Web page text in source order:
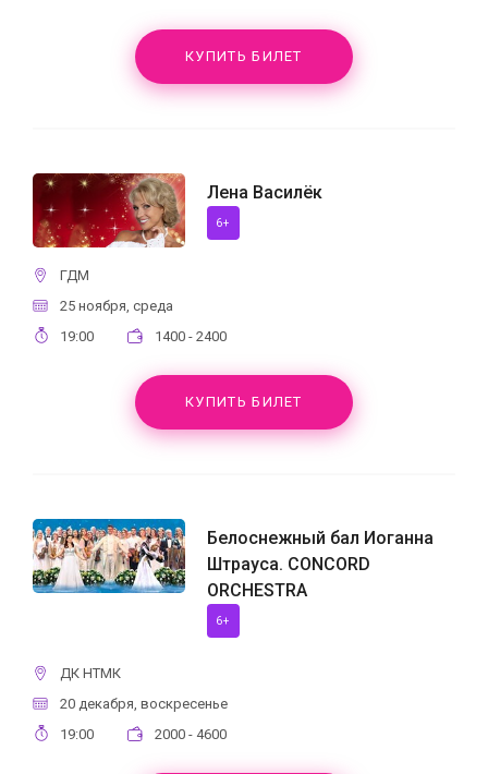
КУПИТЬ БИЛЕТ
Лена Василёк
6+
ГДМ
25 ноября, среда
19:00
1400 - 2400
КУПИТЬ БИЛЕТ
Белоснежный бал Иоганна
Штрауса. CONCORD
ORCHESTRA
6+
ДК НТМК
20 декабря, воскресенье
19:00
2000 - 4600